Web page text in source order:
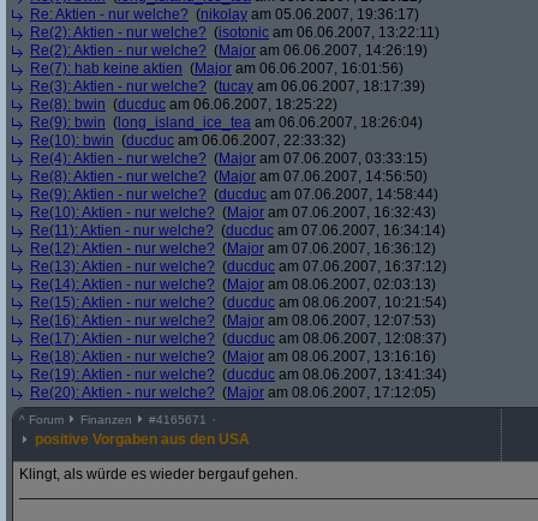
Re: Aktien - nur welche? (nikolay am 05.06.2007, 19:36:17)
Re(2): Aktien - nur welche? (isotonic am 06.06.2007, 13:22:11)
Re(2): Aktien - nur welche? (Major am 06.06.2007, 14:26:19)
Re(7): hab keine aktien (Major am 06.06.2007, 16:01:56)
Re(3): Aktien - nur welche? (tucay am 06.06.2007, 18:17:39)
Re(8): bwin (ducduc am 06.06.2007, 18:25:22)
Re(9): bwin ( long_island_ice_tea am 06.06.2007, 18:26:04)
Re(10): bwin (ducduc am 06.06.2007, 22:33:32)
Re(4): Aktien - nur welche? (Major am 07.06.2007, 03:33:15)
Re(8): Aktien - nur welche? (Major am 07.06.2007, 14:56:50)
Re(9): Aktien - nur welche? (ducduc am 07.06.2007, 14:58:44)
Re(10): Aktien - nur welche? (Major am 07.06.2007, 16:32:43)
Re(11): Aktien - nur welche? (ducduc am 07.06.2007, 16:34:14)
Re(12): Aktien - nur welche? (Major am 07.06.2007, 16:36:12)
Re(13): Aktien - nur welche? (ducduc am 07.06.2007, 16:37:12)
Re(14): Aktien - nur welche? (Major am 08.06.2007, 02:03:13)
Re(15): Aktien - nur welche? (ducduc am 08.06.2007, 10:21:54)
Re(16): Aktien - nur welche? (Major am 08.06.2007, 12:07:53)
Re(17): Aktien - nur welche? (ducduc am 08.06.2007, 12:08:37)
Re(18): Aktien - nur welche? (Major am 08.06.2007, 13:16:16)
Re(19): Aktien - nur welche? (ducduc am 08.06.2007, 13:41:34)
Re(20): Aktien - nur welche? (Major am 08.06.2007, 17:12:05)
^ Forum Finanzen #4165671
positive Vorgaben aus den USA
Klingt, als würde es wieder bergauf gehen.